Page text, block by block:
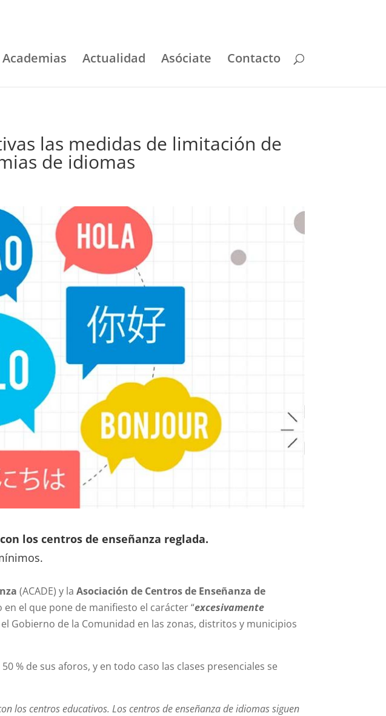
Academias Actualidad Asóciate Contacto
las medidas de limitación de
de idiomas
los centros de enseñanza reglada.
(ACADE) y laAsociación de Centros de Enseñanza de
el que pone de manifiesto el carácter “excesivamente
Gobierno de la Comunidad en las zonas, distritos y municipios
% de sus aforos, y en todo caso las clases presenciales se
los centros educativos. Los centros de enseñanza de idiomas siguen